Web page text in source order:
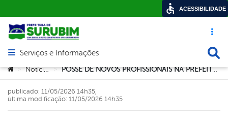
Acesso
Abrir menu principal de navegação
Serviços e Informações
Você está aqui:
> Notícias > POSSE DE NOVOS PROFISSIONAIS NA PREFEITURA.
publicado: 11/05/2026 14h35,
última modificação: 11/05/2026 14h35
ACESSIBILIDADE